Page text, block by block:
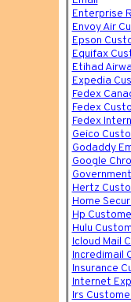
Enterprise
Envoy Air
Epson
Equifax
Etihad
Expedia
Fedex
Fedex
Fedex
Geico
Godaddy
Google
Hertz
Home
Hp
Hulu
Icloud Mail
Incredimail
Insurance
Internet
Irs